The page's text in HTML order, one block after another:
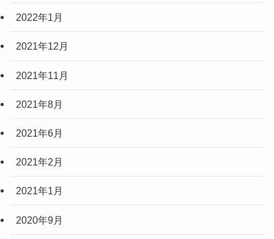
2022年1月
2021年12月
2021年11月
2021年8月
2021年6月
2021年2月
2021年1月
2020年9月